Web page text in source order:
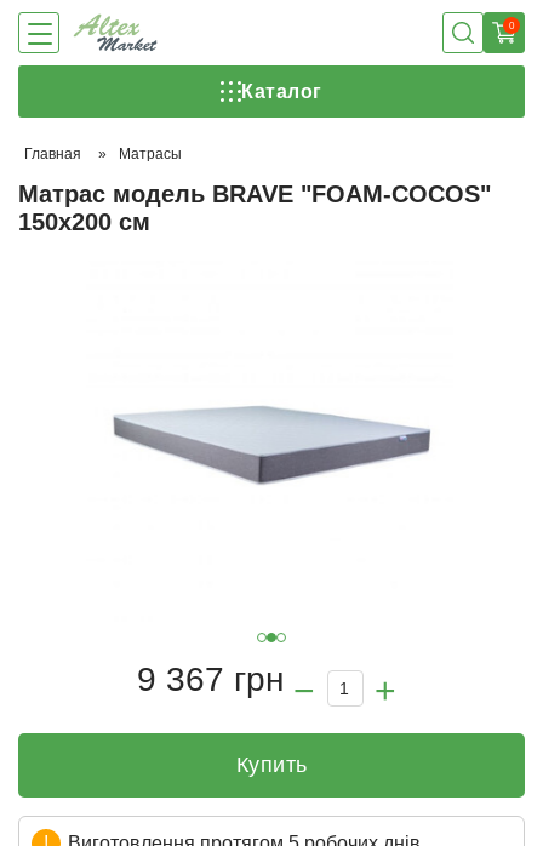
0
Каталог
Главная » Матрасы
Матрас модель BRAVE "FOAM-COCOS"
150х200 см
9 367 грн
Купить